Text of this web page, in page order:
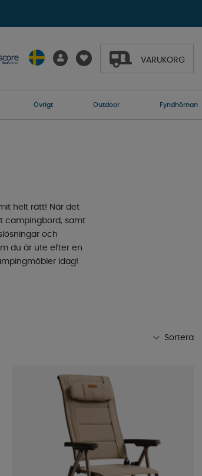
VARUKORG
Övrigt Outdoor Fyndhörnan
helt rätt! När det
campingbord, samt
och
du är ute efter en
idag!
Sortera
Butikens favoriter
Namn A-Ö
Namn Ö-A
Lägsta pris
Högsta pris
Varumärke